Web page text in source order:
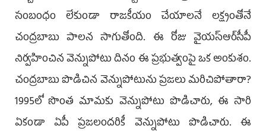
సంబంధం లేకుండా రాజకీయం చేయాలనే లక్ష్యంతోనే
చంద్రబాబు పాలన సాగుతోంది. ఈ రోజు వైయస్ఆర్‌సీపీ
నిర్వహించిన వెన్నుపోటు దినం ఈ ప్రభుత్వంపై ఒక అంకుశం.
చంద్రబాబు పొడిచిన వెన్నుపోటును ప్రజలు మరిచిపోతారా?
1995లో సొంత మామకు వెన్నుపోటు పొడిచారు, ఈ సారి
ఏకండా ఏపీ ప్రజలందరికీ వెన్నుపోటు పొడిచారు. ఈ